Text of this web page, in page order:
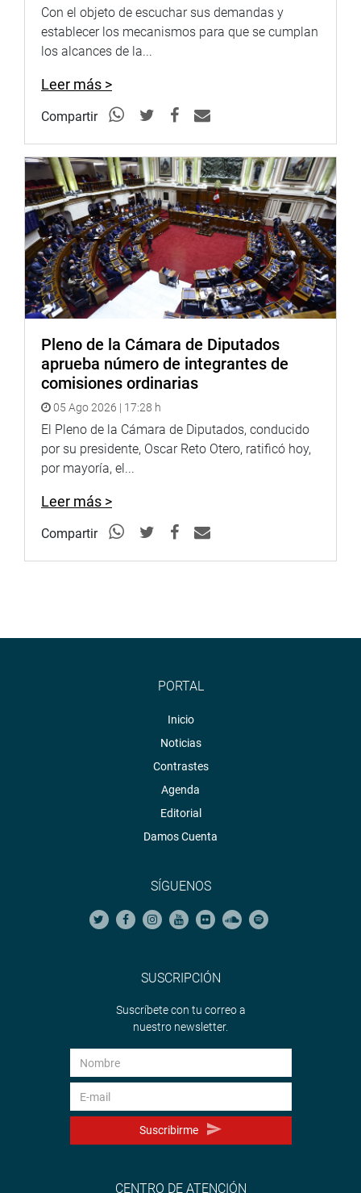
Con el objeto de escuchar sus demandas y
establecer los mecanismos para que se cumplan
los alcances de la...
Leer más >
Compartir
Pleno de la Cámara de Diputados
aprueba número de integrantes de
comisiones ordinarias
05 Ago 2026 | 17:28 h
El Pleno de la Cámara de Diputados, conducido
por su presidente, Oscar Reto Otero, ratificó hoy,
por mayoría, el...
Leer más >
Compartir
PORTAL
Inicio
Noticias
Contrastes
Agenda
Editorial
Damos Cuenta
SÍGUENOS
SUSCRIPCIÓN
Suscríbete con tu correo a
nuestro newsletter.
Suscribirme
CENTRO DE ATENCIÓN